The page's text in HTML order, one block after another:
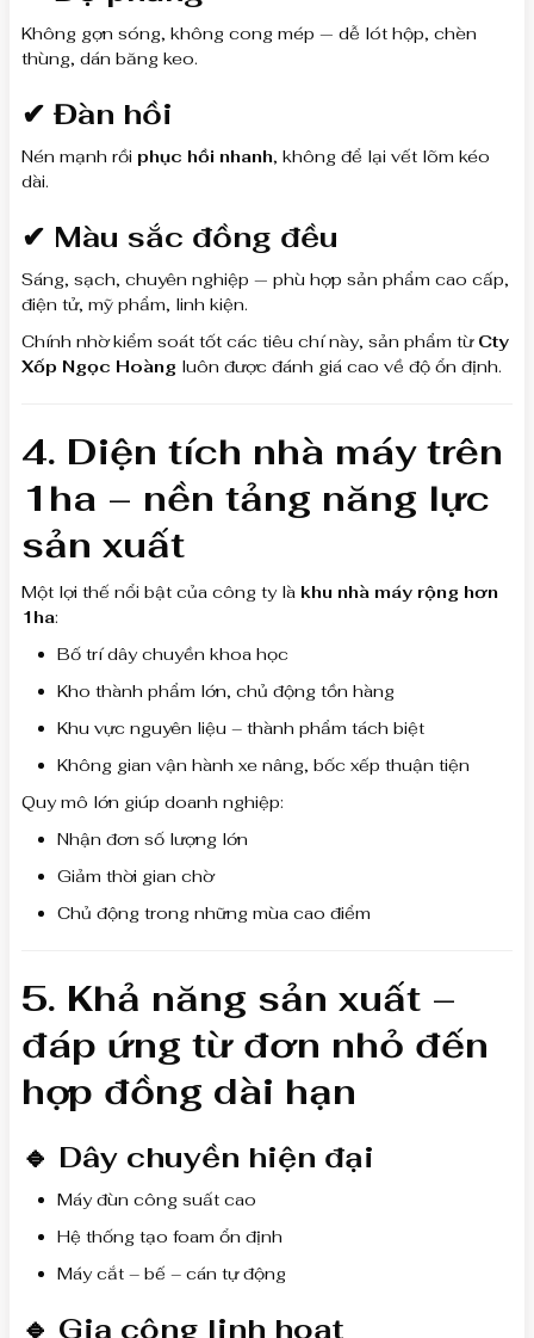
Không gợn sóng, không cong mép — dễ lót hộp, chèn
thùng, dán băng keo.
✔ Đàn hồi
Nén mạnh rồi phục hồi nhanh, không để lại vết lõm kéo
dài.
✔ Màu sắc đồng đều
Sáng, sạch, chuyên nghiệp — phù hợp sản phẩm cao cấp,
điện tử, mỹ phẩm, linh kiện.
Chính nhờ kiểm soát tốt các tiêu chí này, sản phẩm từ Cty
Xốp Ngọc Hoàng luôn được đánh giá cao về độ ổn định.
4. Diện tích nhà máy trên
1ha – nền tảng năng lực
sản xuất
Một lợi thế nổi bật của công ty là khu nhà máy rộng hơn
1ha:
Bố trí dây chuyền khoa học
Kho thành phẩm lớn, chủ động tồn hàng
Khu vực nguyên liệu – thành phẩm tách biệt
Không gian vận hành xe nâng, bốc xếp thuận tiện
Quy mô lớn giúp doanh nghiệp:
Nhận đơn số lượng lớn
Giảm thời gian chờ
Chủ động trong những mùa cao điểm
5. Khả năng sản xuất –
đáp ứng từ đơn nhỏ đến
hợp đồng dài hạn
🔹 Dây chuyền hiện đại
Máy đùn công suất cao
Hệ thống tạo foam ổn định
Máy cắt – bế – cán tự động
🔹 Gia công linh hoạt